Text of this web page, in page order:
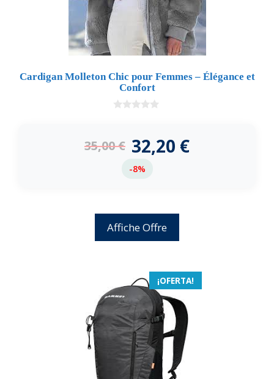
Cardigan Molleton Chic pour Femmes – Élégance et
Confort
5
35,00€ 32,20 €
-8%
Affiche Offre
¡OFERTA!